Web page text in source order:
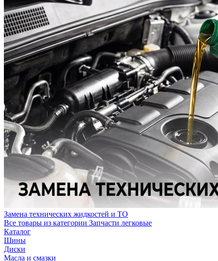
Замена технических жидкостей и ТО
Все товары из категории Запчасти легковые
Каталог
Шины
Диски
Масла и смазки